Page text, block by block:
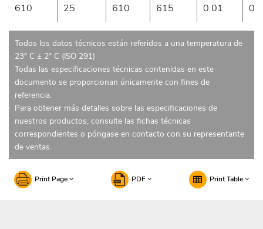
610 25 610 615 0.01
Todos los datos técnicos están referidos a una temperatura de
23° C ± 2° C (ISO 291)
Todas las especificaciones técnicas contenidas en este
documento se proporcionan únicamente con fines de
referencia.
Para obtener más detalles sobre las especificaciones de
nuestros productos, consulte las fichas técnicas
correspondientes o póngase en contacto con su representante
de ventas.
Print Page PDF Print Table